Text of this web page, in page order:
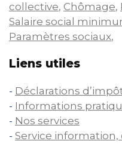
collective, Chômage,
Salaire social
Paramètres sociaux,
Liens utiles
Déclarations
Informations
Nos services
Service information,